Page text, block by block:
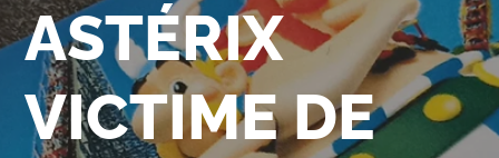
ASTÉRIX
VICTIME DE